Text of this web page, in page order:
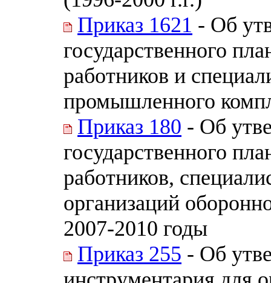
Приказ 1621 - Об
государственного
работников и
промышленного
Приказ 180 - Об
государственного
работников,
организаций
2007-2010 годы
Приказ 255 - Об